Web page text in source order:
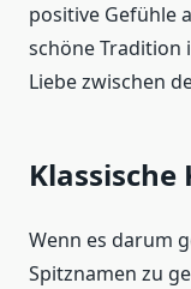
positive Gefühle
schöne Tradition
Liebe zwischen
Klassische
Wenn es darum
Spitznamen zu